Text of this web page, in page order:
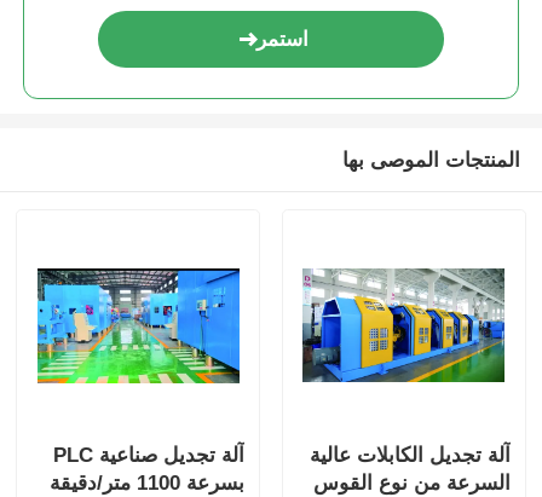
آلة اللف
آلة لف الكابلات
آلة إزالة الطحن
استمر
المنتجات الموصى بها
آلة تجديل الكابلات عالية
السرعة من نوع القوس
آلة تجديل صناعية PLC
بسرعة 1100 متر/دقيقة